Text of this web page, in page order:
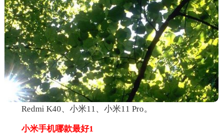
Redmi K40、小米11、小米11 Pro。
小米手机哪款最好1